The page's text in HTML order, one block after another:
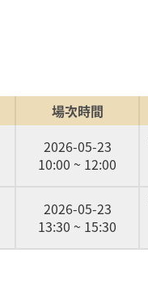
場次時間
2026-05-23
10:00 ~ 12:00
2026-05-23
13:30 ~ 15:30